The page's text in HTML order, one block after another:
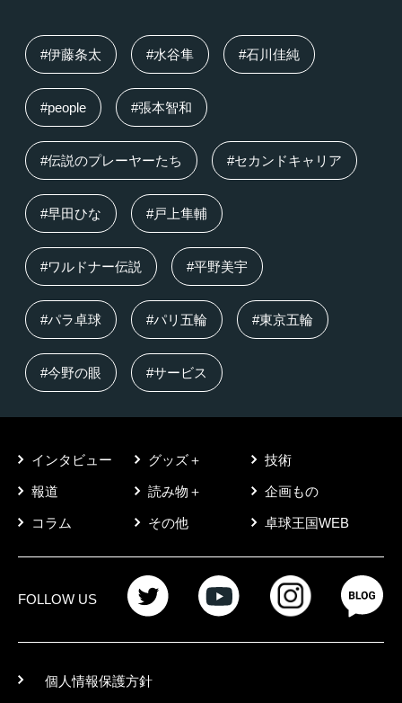
#伊藤条太 #水谷隼 #石川佳純
#people #張本智和
#伝説のプレーヤーたち #セカンドキャリア
#早田ひな #戸上隼輔
#ワルドナー伝説 #平野美宇
#パラ卓球 #パリ五輪 #東京五輪
#今野の眼 #サービス
インタビュー グッズ＋ 技術
報道 読み物＋ 企画もの
コラム その他 卓球王国WEB
FOLLOW US
個人情報保護方針